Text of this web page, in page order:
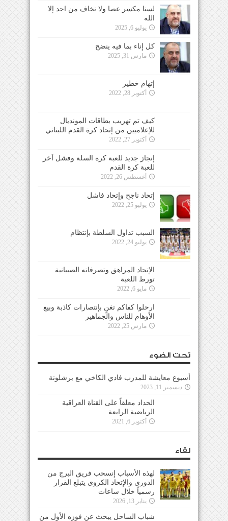
لسنا مكسر عصا ولا نخاف من احد إلا
الله
يوليو 6, 2025
كل إناء بما فيه ينضح
مارس 31, 2025
إتهام خطير
أكتوبر 28, 2022
كيف تم تهريب بطاقات المونديال
للإعلاميين من إتحاد كرة القدم اللبناني
أكتوبر 27, 2022
إنجاز جديد للعبة كرة السلة وفشل آخر
للعبة كرة القدم
أغسطس 26, 2022
إتحاد ناجح وإتحاد فاشل
يوليو 25, 2022
السبب تداول السلطة بإنتظام
يوليو 24, 2022
الإتحاد المراهق وتصرفاته الصبيانية
تورط اللعبة
مايو 6, 2022
ارحلوا كفاكم تغنٍ بإنتصارات كاذبة وبيع
الأوهام للناس والجماهير
مارس 25, 2022
تحت الضوء
أسبوع معايشة للمدرب فادي الكاخي مع برشلونة
ديسمبر 11, 2023
الحداد معلقاً على القناة العراقية
الرياضية الرابعة
أكتوبر 6, 2021
لقاء
لهذه الأسباب إنسحب فريق البرج من
الدوري والإتحاد الكروي يتبلغ القرار
رسمياً خلال ساعات
يناير 13, 2026
شباب الساحل يبحث عن فوزه الأول من